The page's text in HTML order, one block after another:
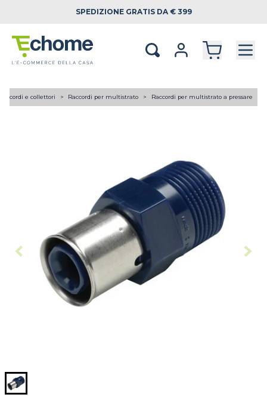
SPEDIZIONE GRATIS DA € 399
e collettori Raccordi per multistrato Raccordi per multistrato a pressare